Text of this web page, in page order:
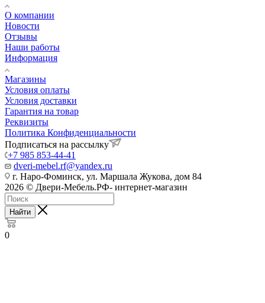
О компании
Новости
Отзывы
Наши работы
Информация
Магазины
Условия оплаты
Условия доставки
Гарантия на товар
Реквизиты
Политика Конфиденциальности
Подписаться на рассылку
+7 985 853-44-41
dveri-mebel.rf@yandex.ru
г. Наро-Фоминск, ул. Маршала Жукова, дом 84
2026 © Двери-Мебель.РФ- интернет-магазин
Найти
0